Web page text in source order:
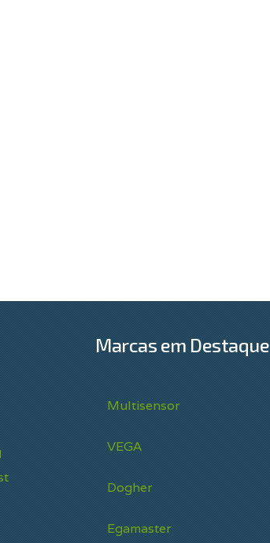
Marcas em Destaque
Multisensor
VEGA
Dogher
Egamaster